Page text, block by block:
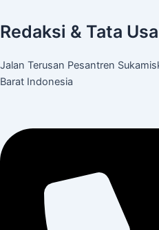
Redaksi & Tata
Jalan Terusan Pesantren
Barat Indonesia